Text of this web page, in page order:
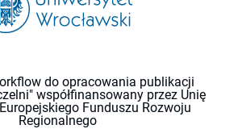
do opracowania publikacji
współfinansowany przez Unię
Funduszu Rozwoju
Regionalnego